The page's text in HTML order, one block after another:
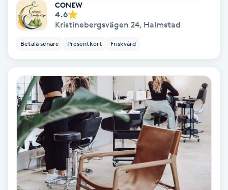
Optiker
Ortobionomi
Osteopati
Paraffinbehandling
Pedikyr
CONEW
4.6
Kristinebergsvägen 24, Halmstad
Betala senare Presentkort Friskvård